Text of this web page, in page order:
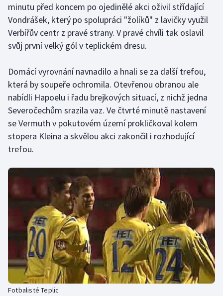
minutu před koncem po ojedinělé akci oživil střídající
Vondrášek, který po spolupráci "žolíků" z lavičky využil
Verbířův centr z pravé strany. V pravé chvíli tak oslavil
svůj první velký gól v teplickém dresu.
Domácí vyrovnání navnadilo a hnali se za další trefou,
která by soupeře ochromila. Otevřenou obranou ale
nabídli Hapoelu i řadu brejkových situací, z nichž jedna
Severočechům srazila vaz. Ve čtvrté minutě nastavení
se Vermuth v pokutovém území prokličkoval kolem
stopera Kleina a skvělou akci zakončil i rozhodující
trefou.
Fotbalisté Teplic